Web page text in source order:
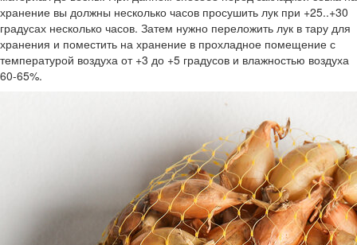
хранение вы должны несколько часов просушить лук при +25..+30
градусах несколько часов. Затем нужно переложить лук в тару для
хранения и поместить на хранение в прохладное помещение с
температурой воздуха от +3 до +5 градусов и влажностью воздуха
60-65%.